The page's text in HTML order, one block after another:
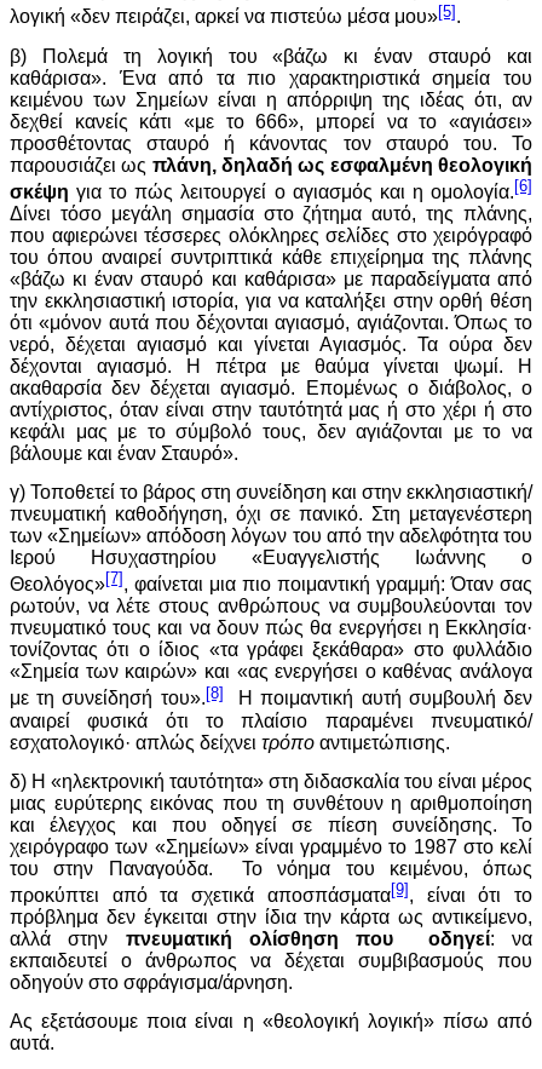
λογική «δεν πειράζει, αρκεί να πιστεύω μέσα μου»[5].
β) Πολεμά τη λογική του «βάζω κι έναν σταυρό και
καθάρισα». Ένα από τα πιο χαρακτηριστικά σημεία του
κειμένου των Σημείων είναι η απόρριψη της ιδέας ότι, αν
δεχθεί κανείς κάτι «με το 666», μπορεί να το «αγιάσει»
προσθέτοντας σταυρό ή κάνοντας τον σταυρό του. Το
παρουσιάζει ως πλάνη, δηλαδή ως εσφαλμένη θεολογική
σκέψη για το πώς λειτουργεί ο αγιασμός και η ομολογία.[6]
Δίνει τόσο μεγάλη σημασία στο ζήτημα αυτό, της πλάνης,
που αφιερώνει τέσσερες ολόκληρες σελίδες στο χειρόγραφό
του όπου αναιρεί συντριπτικά κάθε επιχείρημα της πλάνης
«βάζω κι έναν σταυρό και καθάρισα» με παραδείγματα από
την εκκλησιαστική ιστορία, για να καταλήξει στην ορθή θέση
ότι «μόνον αυτά που δέχονται αγιασμό, αγιάζονται. Όπως το
νερό, δέχεται αγιασμό και γίνεται Αγιασμός. Τα ούρα δεν
δέχονται αγιασμό. Η πέτρα με θαύμα γίνεται ψωμί. Η
ακαθαρσία δεν δέχεται αγιασμό. Επομένως ο διάβολος, ο
αντίχριστος, όταν είναι στην ταυτότητά μας ή στο χέρι ή στο
κεφάλι μας με το σύμβολό τους, δεν αγιάζονται με το να
βάλουμε και έναν Σταυρό».
γ) Τοποθετεί το βάρος στη συνείδηση και στην εκκλησιαστική/
πνευματική καθοδήγηση, όχι σε πανικό. Στη μεταγενέστερη
των «Σημείων» απόδοση λόγων του από την αδελφότητα του
Ιερού Ησυχαστηρίου «Ευαγγελιστής Ιωάννης ο
Θεολόγος»[7] , φαίνεται μια πιο ποιμαντική γραμμή: Όταν σας
ρωτούν, να λέτε στους ανθρώπους να συμβουλεύονται τον
πνευματικό τους και να δουν πώς θα ενεργήσει η Εκκλησία·
τονίζοντας ότι ο ίδιος «τα γράφει ξεκάθαρα» στο φυλλάδιο
«Σημεία των καιρών» και «ας ενεργήσει ο καθένας ανάλογα
με τη συνείδησή του».[8]
Η ποιμαντική αυτή συμβουλή δεν
αναιρεί φυσικά ότι το πλαίσιο παραμένει πνευματικό/
εσχατολογικό· απλώς δείχνει τρόπο αντιμετώπισης.
δ) Η «ηλεκτρονική ταυτότητα» στη διδασκαλία του είναι μέρος
μιας ευρύτερης εικόνας που τη συνθέτουν η αριθμοποίηση
και έλεγχος και που οδηγεί σε πίεση συνείδησης. Το
χειρόγραφο των «Σημείων» είναι γραμμένο το 1987 στο κελί
του στην Παναγούδα. Το νόημα του κειμένου, όπως
προκύπτει από τα σχετικά αποσπάσματα[9], είναι ότι το
πρόβλημα δεν έγκειται στην ίδια την κάρτα ως αντικείμενο,
αλλά στην πνευματική ολίσθηση που οδηγεί: να
εκπαιδευτεί ο άνθρωπος να δέχεται συμβιβασμούς που
οδηγούν στο σφράγισμα/άρνηση.
Ας εξετάσουμε ποια είναι η «θεολογική λογική» πίσω από
αυτά.